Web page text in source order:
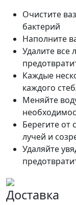
Очистите
бактерий
Наполните
Удалите все
Каждые
каждого
Меняйте
Берегите от
лучей и
Удаляйте
Доставка